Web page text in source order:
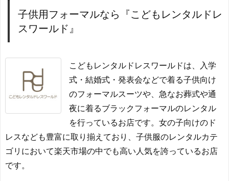
子供用フォーマルなら『こどもレンタルドレ
スワールド』
こどもレンタルドレスワールドは、入学
式・結婚式・発表会などで着る子供向け
のフォーマルスーツや、急なお葬式や通
夜に着るブラックフォーマルのレンタル
を行っているお店です。女の子向けのド
レスなども豊富に取り揃えており、子供服のレンタルカテ
ゴリにおいて楽天市場の中でも高い人気を誇っているお店
です。